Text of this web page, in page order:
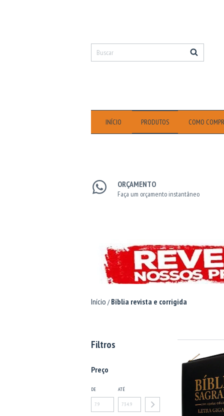
INÍCIO PRODUTOS COMO
ORÇAMENTO
Faça um orçamento instantâneo
Início / Bíblia revista e corrigida
Filtros
Preço
DE ATÉ